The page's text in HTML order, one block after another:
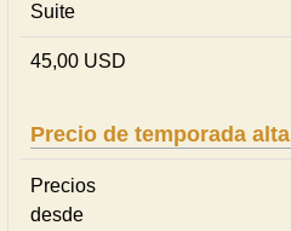
Suite
45,00 USD
Precio de temporada alta
Precios
desde